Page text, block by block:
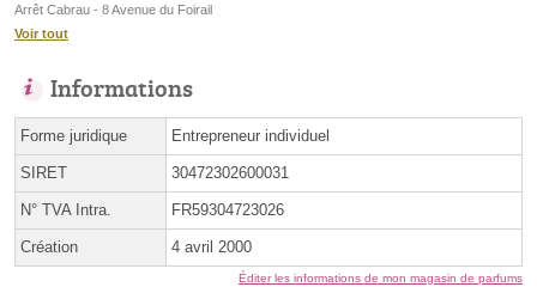
Arrêt Cabrau - 8 Avenue du Foirail
Voir tout
Informations
Forme juridique Entrepreneur individuel
SIRET 30472302600031
N° TVA Intra. FR59304723026
Création 4 avril 2000
Éditer les informations de mon magasin de parfums